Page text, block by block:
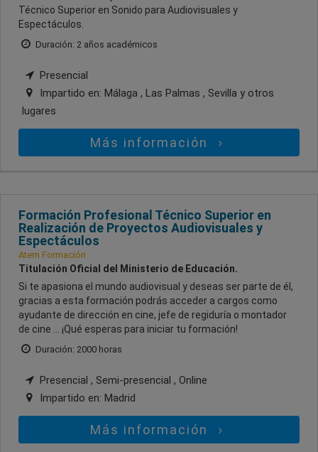
Técnico Superior en Sonido para Audiovisuales y
Espectáculos.
Duración: 2 años académicos
Presencial
Impartido en: Málaga , Las Palmas , Sevilla y otros
lugares
Más información
Formación Profesional Técnico Superior en
Realización de Proyectos Audiovisuales y
Espectáculos
Atem Formación
Titulación Oficial del Ministerio de Educación.
Si te apasiona el mundo audiovisual y deseas ser parte de él,
gracias a esta formación podrás acceder a cargos como
ayudante de dirección en cine, jefe de regiduría o montador
de cine … ¡Qué esperas para iniciar tu formación!
Duración: 2000 horas
Presencial , Semi-presencial , Online
Impartido en: Madrid
Más información